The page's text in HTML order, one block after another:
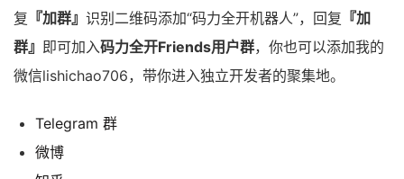
复 『加群』 识别二维码添加“码力全开机器人”，回复 『加
群』 即可加入码力全开Friends用户群，你也可以添加我的
微信lishichao706，带你进入独立开发者的聚集地。
Telegram 群
微博